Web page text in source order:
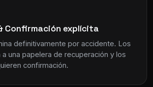
Confirmación explícita
definitivamente por accidente. Los
a una papelera de recuperación y los
confirmación.